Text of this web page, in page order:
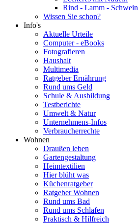
Rind - Lamm - Schwein
Wissen Sie schon?
Info's
Aktuelle Urteile
Computer - eBooks
Fotografieren
Haushalt
Multimedia
Ratgeber Ernährung
Rund ums Geld
Schule & Ausbildung
Testberichte
Umwelt & Natur
Unternehmens-Infos
Verbraucherrechte
Wohnen
Draußen leben
Gartengestaltung
Heimtextilien
Hier blüht was
Küchenratgeber
Ratgeber Wohnen
Rund ums Bad
Rund ums Schlafen
Praktisch & Hilfreich